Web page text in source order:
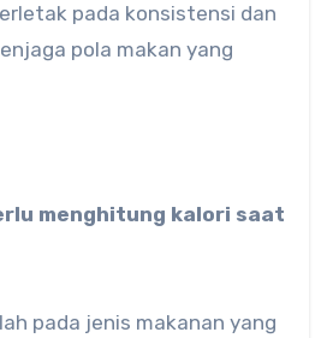
pada konsistensi dan
pola makan yang
menghitung kalori saat
pada jenis makanan yang